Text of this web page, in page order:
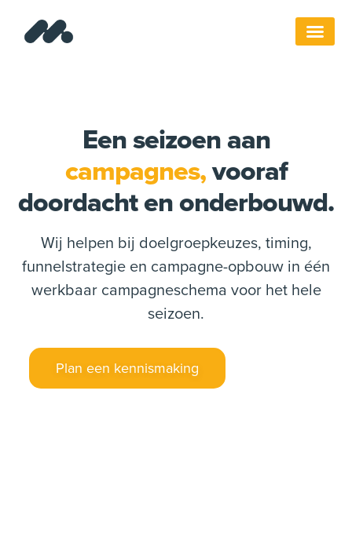
Een seizoen aan
campagnes,vooraf
doordacht en onderbouwd.
Wij helpen bij doelgroepkeuzes, timing,
funnelstrategie en campagne-opbouw in één
werkbaar campagneschema voor het hele
seizoen.
Plan een kennismaking